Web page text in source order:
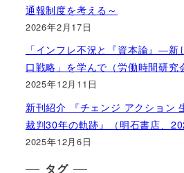
通報制度を考える～
2026年2月17日
「インフレ不況と『資本論』―新
口戦略」を学んで（労働時間研究
2025年12月11日
新刊紹介 『チェンジ アクション
裁判30年の軌跡』（明石書店、
2025年12月6日
タグ